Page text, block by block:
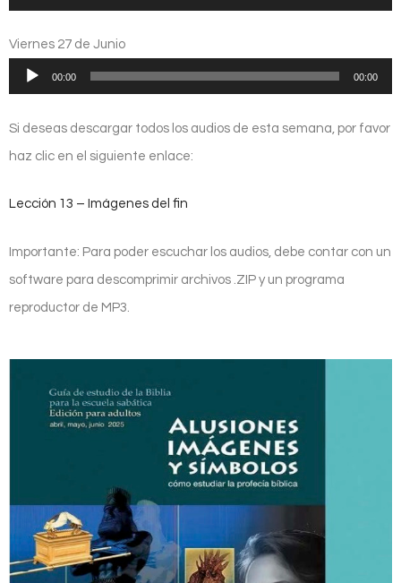
audio
Viernes 27 de Junio
Reproductor
audio
00:00 00:00
Si deseas descargar todos los audios de esta semana, por favor
haz clic en el siguiente enlace:
Lección 13 – Imágenes del fin
Importante: Para poder escuchar los audios, debe contar con un
software para descomprimir archivos .ZIP y un programa
reproductor de MP3.